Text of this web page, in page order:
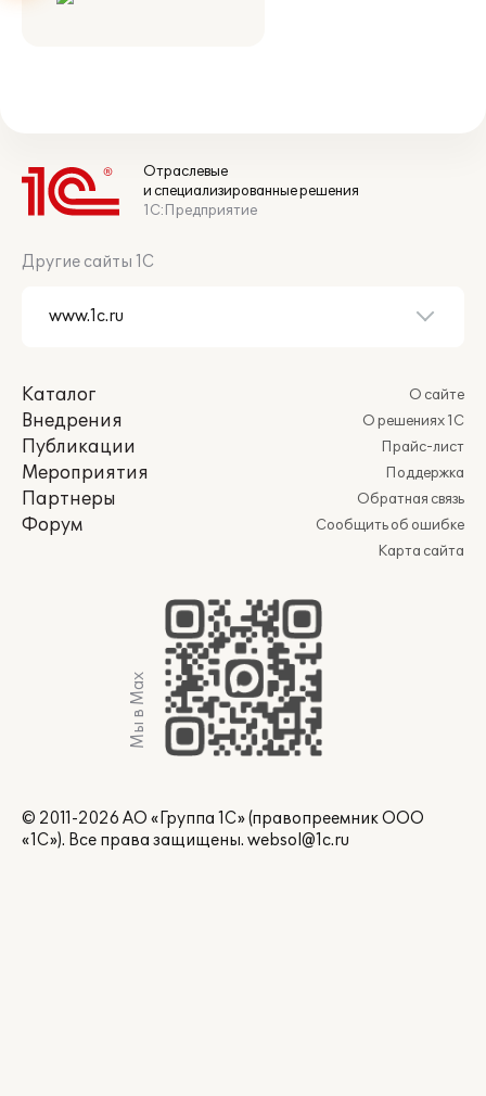
Отраслевые
и специализированные решения
1С:Предприятие
Другие сайты 1С
Каталог
Внедрения
Публикации
Мероприятия
Партнеры
Форум
О сайте
О решениях 1С
Прайс-лист
Поддержка
Обратная связь
Сообщить об ошибке
Карта сайта
Мы в Max
© 2011-2026 АО «Группа 1С» (правопреемник ООО
«1С»). Все права защищены. websol@1c.ru